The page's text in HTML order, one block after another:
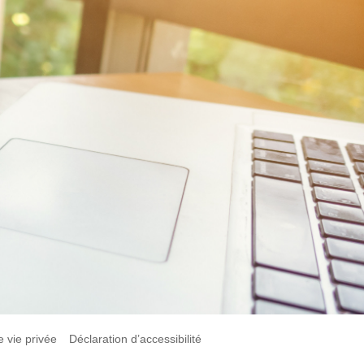
vie privée Déclaration d’accessibilité